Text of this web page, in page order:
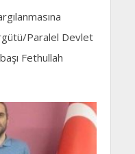
Paralel Devlet
Fethullah